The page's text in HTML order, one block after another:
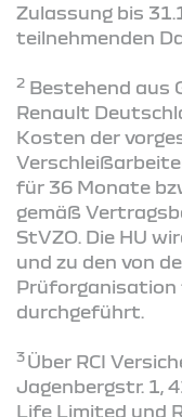
Zulassung bis
teilnehmenden
2 Bestehend aus
Renault
Kosten der
für 36 Monate
gemäß
StVZO. Die HU
und zu den von
Prüforganisation
durchgeführt.
3 Über RCI
Jagenbergstr. 1,
Life Limited und